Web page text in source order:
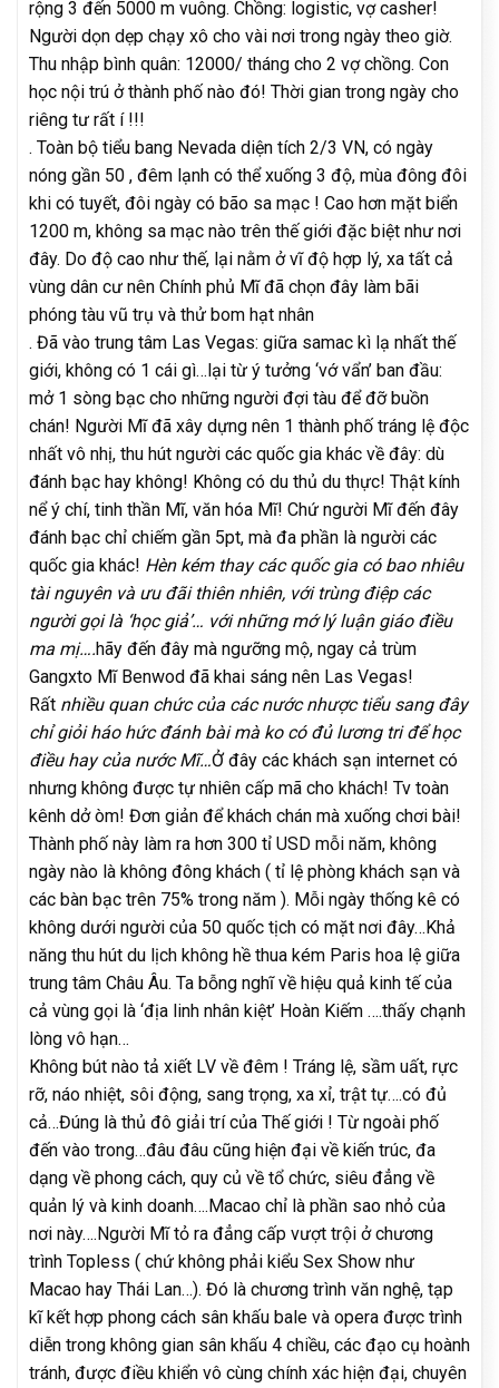
rộng 3 đến 5000 m vuông. Chồng: logistic, vợ casher!
Người dọn dẹp chạy xô cho vài nơi trong ngày theo giờ.
Thu nhập bình quân: 12000/ tháng cho 2 vợ chồng. Con
học nội trú ở thành phố nào đó! Thời gian trong ngày cho
riêng tư rất í !!!
. Toàn bộ tiểu bang Nevada diện tích 2/3 VN, có ngày
nóng gần 50 , đêm lạnh có thể xuống 3 độ, mùa đông đôi
khi có tuyết, đôi ngày có bão sa mạc ! Cao hơn mặt biển
1200 m, không sa mạc nào trên thế giới đặc biệt như nơi
đây. Do độ cao như thế, lại nằm ở vĩ độ hợp lý, xa tất cả
vùng dân cư nên Chính phủ Mĩ đã chọn đây làm bãi
phóng tàu vũ trụ và thử bom hạt nhân
. Đã vào trung tâm Las Vegas: giữa samac kì lạ nhất thế
giới, không có 1 cái gì…lại từ ý tưởng ‘vớ vẩn’ ban đầu:
mở 1 sòng bạc cho những người đợi tàu để đỡ buồn
chán! Người Mĩ đã xây dựng nên 1 thành phố tráng lệ độc
nhất vô nhị, thu hút người các quốc gia khác về đây: dù
đánh bạc hay không! Không có du thủ du thực! Thật kính
nể ý chí, tinh thần Mĩ, văn hóa Mĩ! Chứ người Mĩ đến đây
đánh bạc chỉ chiếm gần 5pt, mà đa phần là người các
quốc gia khác! Hèn kém thay các quốc gia có bao nhiêu
tài nguyên và ưu đãi thiên nhiên, với trùng điệp các
người gọi là ‘học giả’… với những mớ lý luận giáo điều
ma mị….hãy đến đây mà ngưỡng mộ, ngay cả trùm
Gangxto Mĩ Benwod đã khai sáng nên Las Vegas!
Rất nhiều quan chức của các nước nhược tiểu sang đây
chỉ giỏi háo hức đánh bài mà ko có đủ lương tri để học
điều hay của nước Mĩ…Ở đây các khách sạn internet có
nhưng không được tự nhiên cấp mã cho khách! Tv toàn
kênh dở òm! Đơn giản để khách chán mà xuống chơi bài!
Thành phố này làm ra hơn 300 tỉ USD mỗi năm, không
ngày nào là không đông khách ( tỉ lệ phòng khách sạn và
các bàn bạc trên 75% trong năm ). Mỗi ngày thống kê có
không dưới người của 50 quốc tịch có mặt nơi đây…Khả
năng thu hút du lịch không hề thua kém Paris hoa lệ giữa
trung tâm Châu Âu. Ta bỗng nghĩ về hiệu quả kinh tế của
cả vùng gọi là ‘địa linh nhân kiệt’ Hoàn Kiếm ….thấy chạnh
lòng vô hạn…
Không bút nào tả xiết LV về đêm ! Tráng lệ, sầm uất, rực
rỡ, náo nhiệt, sôi động, sang trọng, xa xỉ, trật tự….có đủ
cả…Đúng là thủ đô giải trí của Thế giới ! Từ ngoài phố
đến vào trong…đâu đâu cũng hiện đại về kiến trúc, đa
dạng về phong cách, quy củ về tổ chức, siêu đẳng về
quản lý và kinh doanh….Macao chỉ là phần sao nhỏ của
nơi này….Người Mĩ tỏ ra đẳng cấp vượt trội ở chương
trình Topless ( chứ không phải kiểu Sex Show như
Macao hay Thái Lan…). Đó là chương trình văn nghệ, tạp
kĩ kết hợp phong cách sân khấu bale và opera được trình
diễn trong không gian sân khấu 4 chiều, các đạo cụ hoành
tránh, được điều khiển vô cùng chính xác hiện đại, chuyên